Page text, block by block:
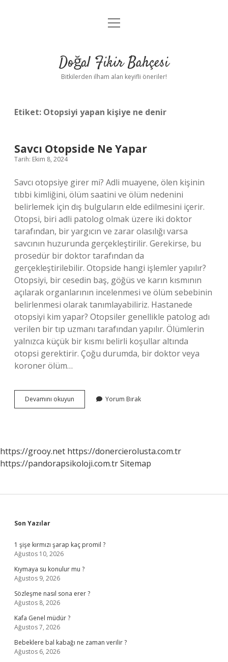
Anasayfa
Yasal Uyarı
menüyü
Doğal Fikir Bahçesi
Bitkilerden ilham alan keyifli öneriler!
Etiket: Otopsiyi yapan kişiye ne denir
Savcı Otopside Ne Yapar
Tarih: Ekim 8, 2024
Savcı otopsiye girer mi? Adli muayene, ölen kişinin
tıbbi kimliğini, ölüm saatini ve ölüm nedenini
belirlemek için dış bulguların elde edilmesini içerir.
Otopsi, biri adli patolog olmak üzere iki doktor
tarafından, bir yargıcın ve zarar olasılığı varsa
savcının huzurunda gerçekleştirilir. Gerekirse, bu
prosedür bir doktor tarafından da
gerçekleştirilebilir. Otopside hangi işlemler yapılır?
Otopsiyi, bir cesedin baş, göğüs ve karın kısmının
açılarak organlarının incelenmesi ve ölüm sebebinin
belirlenmesi olarak tanımlayabiliriz. Hastanede
otopsiyi kim yapar? Otopsiler genellikle patolog adı
verilen bir tıp uzmanı tarafından yapılır. Ölümlerin
yalnızca küçük bir kısmı belirli koşullar altında
otopsi gerektirir. Çoğu durumda, bir doktor veya
koroner ölüm…
Devamını okuyun
Otopside
Yorum Bırak
https://grooy.net https://donercierolusta.com.tr
https://pandorapsikoloji.com.trSitemap
Sidebar
Son Yazılar
1 şişe kırmızı şarap kaç promil ?
Ağustos 10, 2026
Kıymaya su konulur mu ?
Ağustos 9, 2026
Sözleşme nasıl sona erer ?
Ağustos 8, 2026
Kafa Genel müdür ?
Ağustos 7, 2026
Bebeklere bal kabağı ne zaman verilir ?
Ağustos 6, 2026